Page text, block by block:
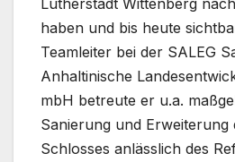
Lutherstadt Wittenberg
haben und bis heute
Teamleiter bei der SALEG
Anhaltinische
mbH betreute er u.a.
Sanierung und Erweiterung
Schlosses anlässlich des